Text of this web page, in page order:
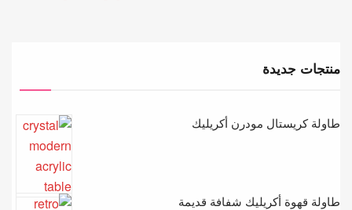
منتجات جديدة
طاولة كريستال مودرن أكريليك
طاولة قهوة أكريليك شفافة قديمة